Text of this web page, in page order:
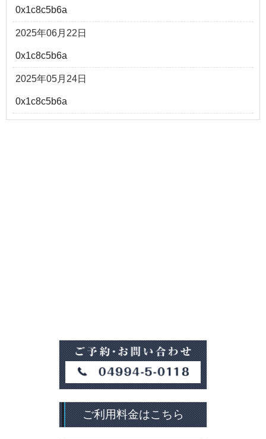
0x1c8c5b6a
2025年06月22日
0x1c8c5b6a
2025年05月24日
0x1c8c5b6a
ご利用料金はこちら